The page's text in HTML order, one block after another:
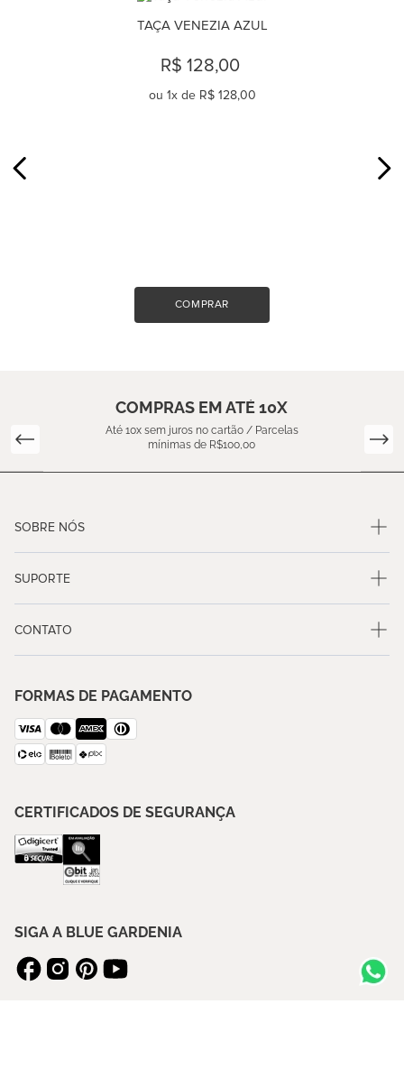
TAÇA VENEZIA AZUL
R$ 128,00
ou 1x de R$ 128,00
COMPRAR
COMPRAS EM ATÉ 10X
Até 10x sem juros no cartão / Parcelas
mínimas de R$100,00
SOBRE NÓS
SUPORTE
CONTATO
FORMAS DE PAGAMENTO
CERTIFICADOS DE SEGURANÇA
SIGA A BLUE GARDENIA